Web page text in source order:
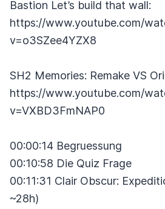
Bastion Let’s build that wall:
https://www.youtube.com/
v=o3SZee4YZX8
SH2 Memories: Remake VS
https://www.youtube.com/
v=VXBD3FmNAP0
00:00:14 Begruessung
00:10:58 Die Quiz Frage
00:11:31 Clair Obscur:
~28h)